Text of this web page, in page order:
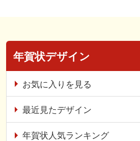
年賀状デザイン
お気に入りを見る
最近見たデザイン
年賀状人気ランキング